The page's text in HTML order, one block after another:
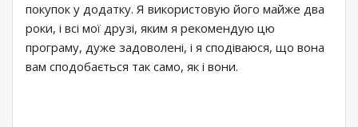
покупок у додатку. Я використовую його майже два
роки, і всі мої друзі, яким я рекомендую цю
програму, дуже задоволені, і я сподіваюся, що вона
вам сподобається так само, як і вони.